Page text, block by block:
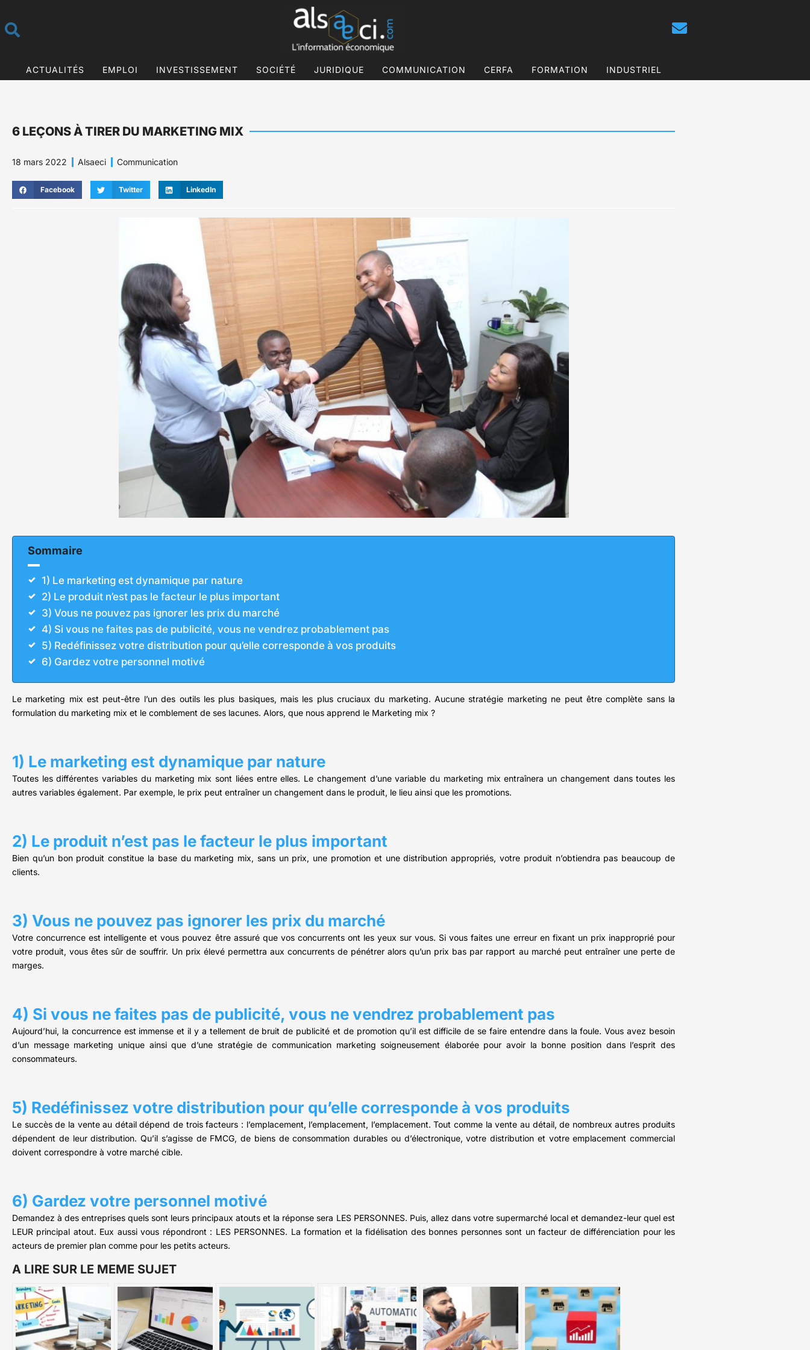
ACTUALITÉS EMPLOI INVESTISSEMENT SOCIÉTÉ JURIDIQUE COMMUNICATION CERFA FORMATION INDUSTRIEL
6 LEÇONS À TIRER DU MARKETING MIX
18 mars 2022 Alsaeci Communication
Facebook Twitter LinkedIn
Sommaire
1) Le marketing est dynamique par nature
2) Le produit n’est pas le facteur le plus important
3) Vous ne pouvez pas ignorer les prix du marché
4) Si vous ne faites pas de publicité, vous ne vendrez probablement pas
5) Redéfinissez votre distribution pour qu’elle corresponde à vos produits
6) Gardez votre personnel motivé
Le marketing mix est peut-être l’un des outils les plus basiques, mais les plus cruciaux du marketing. Aucune stratégie marketing ne peut être complète sans la
formulation du marketing mix et le comblement de ses lacunes. Alors, que nous apprend le Marketing mix ?
1) Le marketing est dynamique par nature
Toutes les différentes variables du marketing mix sont liées entre elles. Le changement d’une variable du marketing mix entraînera un changement dans toutes les
autres variables également. Par exemple, le prix peut entraîner un changement dans le produit, le lieu ainsi que les promotions.
2) Le produit n’est pas le facteur le plus important
Bien qu’un bon produit constitue la base du marketing mix, sans un prix, une promotion et une distribution appropriés, votre produit n’obtiendra pas beaucoup de
clients.
3) Vous ne pouvez pas ignorer les prix du marché
Votre concurrence est intelligente et vous pouvez être assuré que vos concurrents ont les yeux sur vous. Si vous faites une erreur en fixant un prix inapproprié pour
votre produit, vous êtes sûr de souffrir. Un prix élevé permettra aux concurrents de pénétrer alors qu’un prix bas par rapport au marché peut entraîner une perte de
marges.
4) Si vous ne faites pas de publicité, vous ne vendrez probablement pas
Aujourd’hui, la concurrence est immense et il y a tellement de bruit de publicité et de promotion qu’il est difficile de se faire entendre dans la foule. Vous avez besoin
d’un message marketing unique ainsi que d’une stratégie de communication marketing soigneusement élaborée pour avoir la bonne position dans l’esprit des
consommateurs.
5) Redéfinissez votre distribution pour qu’elle corresponde à vos produits
Le succès de la vente au détail dépend de trois facteurs : l’emplacement, l’emplacement, l’emplacement. Tout comme la vente au détail, de nombreux autres produits
dépendent de leur distribution. Qu’il s’agisse de FMCG, de biens de consommation durables ou d’électronique, votre distribution et votre emplacement commercial
doivent correspondre à votre marché cible.
6) Gardez votre personnel motivé
Demandez à des entreprises quels sont leurs principaux atouts et la réponse sera LES PERSONNES. Puis, allez dans votre supermarché local et demandez-leur quel est
LEUR principal atout. Eux aussi vous répondront : LES PERSONNES. La formation et la fidélisation des bonnes personnes sont un facteur de différenciation pour les
acteurs de premier plan comme pour les petits acteurs.
A LIRE SUR LE MEME SUJET